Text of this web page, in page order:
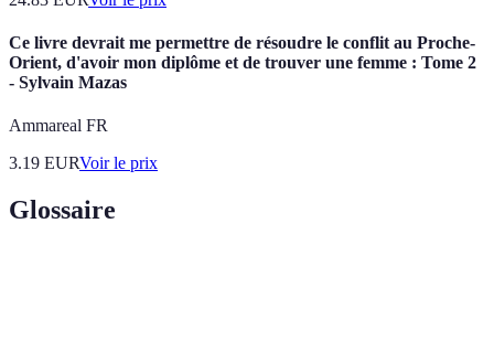
Ce livre devrait me permettre de résoudre le conflit au Proche-
Orient, d'avoir mon diplôme et de trouver une femme : Tome 2
- Sylvain Mazas
Ammareal FR
3.19 EURVoir le prix
Glossaire